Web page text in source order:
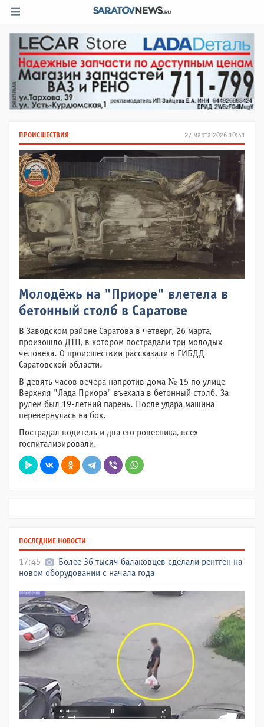
27 марта 2026 10:41
ПРОИСШЕСТВИЯ
Молодёжь на "Приоре" влетела в
бетонный столб в Саратове
В Заводском районе Саратова в четверг, 26 марта,
произошло ДТП, в котором пострадали три молодых
человека. О происшествии рассказали в ГИБДД
Саратовской области.
В девять часов вечера напротив дома № 15 по улице
Верхняя "Лада Приора" въехала в бетонный столб. За
рулем был 19-летний парень. После удара машина
перевернулась на бок.
Пострадал водитель и два его ровесника, всех
госпитализировали.
ПОСЛЕДНИЕ НОВОСТИ
17:45
Более 36 тысяч балаковцев сделали рентген на
новом оборудовании с начала года